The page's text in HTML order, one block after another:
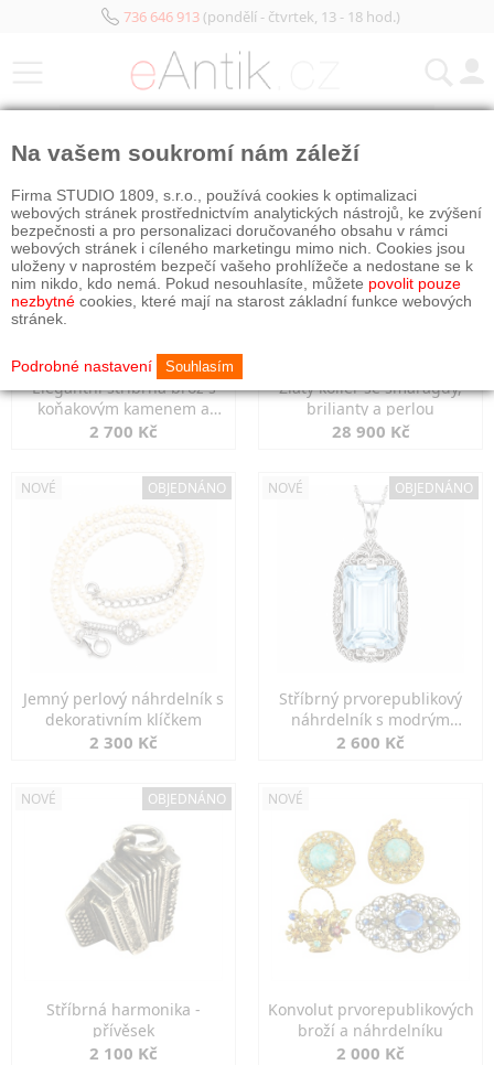
736 646 913(pondělí - čtvrtek, 13 - 18 hod.)
Elegantní stříbrná brož s
koňakovým kamenem a
markazity
2 700 Kč
Zlatý kolier se smaragdy,
brilianty a perlou
28 900 Kč
NOVÉ OBJEDNÁNO
Jemný perlový náhrdelník s
dekorativním klíčkem
2 300 Kč
NOVÉ OBJEDNÁNO
Stříbrný prvorepublikový
náhrdelník s modrým
spinelem
2 600 Kč
NOVÉ OBJEDNÁNO
Stříbrná harmonika -
přívěsek
2 100 Kč
NOVÉ
Konvolut prvorepublikových
broží a náhrdelníku
2 000 Kč
Na vašem soukromí nám záleží
Firma STUDIO 1809, s.r.o., používá cookies k optimalizaci
webových stránek prostřednictvím analytických nástrojů, ke zvýšení
bezpečnosti a pro personalizaci doručovaného obsahu v rámci
webových stránek i cíleného marketingu mimo nich. Cookies jsou
uloženy v naprostém bezpečí vašeho prohlížeče a nedostane se k
nim nikdo, kdo nemá. Pokud nesouhlasíte, můžete povolit pouze
nezbytné cookies, které mají na starost základní funkce webových
stránek.
Podrobné nastavení Souhlasím